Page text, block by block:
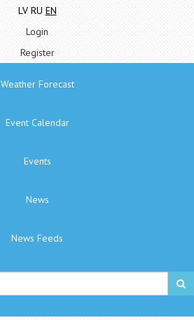
LV RU EN
Login
Register
Weather Forecast
Event Calendar
Events
News
News Feeds